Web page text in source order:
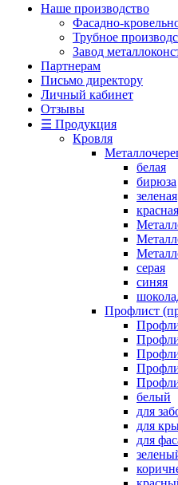
Наше производство
Фасадно-
Трубное
Завод
Партнерам
Письмо директору
Личный кабинет
Отзывы
☰ Продукция
Кровля
белая
бирюза
зеленая
красная
серая
синяя
Профлист
белый
для
для
для